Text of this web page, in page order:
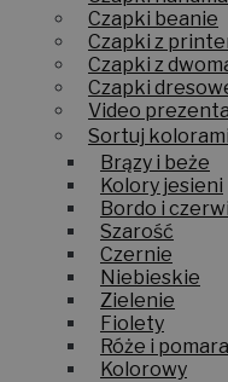
Czapki beanie
Czapki z
Czapki z
Czapki
Video
Sortuj kolorami
Brązy i beże
Kolory jesieni
Bordo i
Szarość
Czernie
Niebieskie
Zielenie
Fiolety
Róże i
Kolorowy